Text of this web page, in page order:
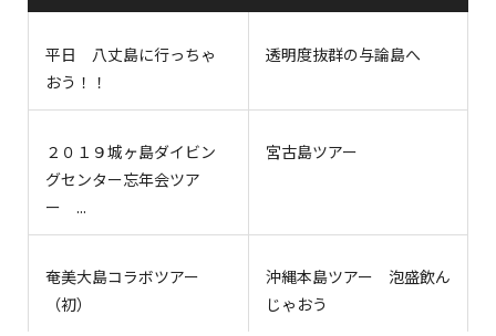
平日 八丈島に行っちゃ
おう！！
透明度抜群の与論島へ
２０１９城ヶ島ダイビン
グセンター忘年会ツア
ー ...
宮古島ツアー
奄美大島コラボツアー
（初）
沖縄本島ツアー 泡盛飲ん
じゃおう